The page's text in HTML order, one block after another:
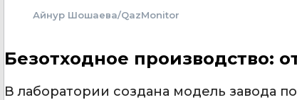
Айнур Шошаева/QazMonitor
Безотходное производство:
В лаборатории создана модель завода